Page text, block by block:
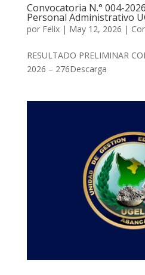
Convocatoria N.° 004-
Personal Administrativo
por Felix| May 12, 2026 |
RESULTADO PRELIMINAR
2026 – 276Descarga